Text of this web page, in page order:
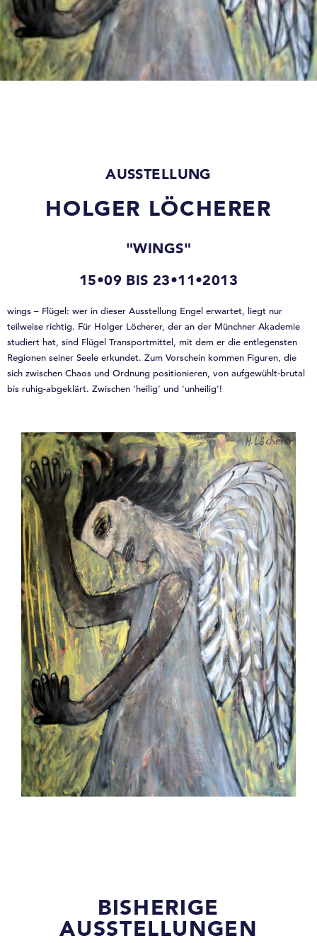
AUSSTELLUNG
HOLGER LÖCHERER
"WINGS"
15•09 BIS 23•11•2013
wings – Flügel: wer in dieser Ausstellung Engel erwartet, liegt nur
teilweise richtig. Für Holger Löcherer, der an der Münchner Akademie
studiert hat, sind Flügel Transportmittel, mit dem er die entlegensten
Regionen seiner Seele erkundet. Zum Vorschein kommen Figuren, die
sich zwischen Chaos und Ordnung positionieren, von aufgewühlt-brutal
bis ruhig-abgeklärt. Zwischen 'heilig' und 'unheilig'!
BISHERIGE
AUSSTELLUNGEN